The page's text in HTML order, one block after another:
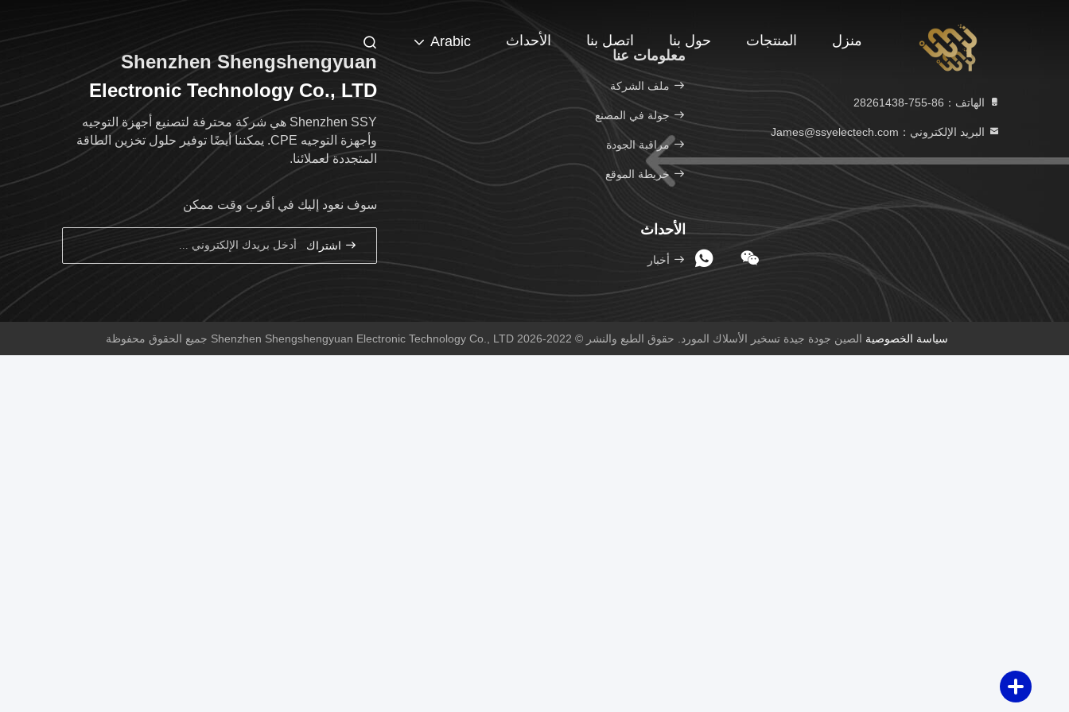
منزل المنتجات حول بنا اتصل بنا الأحداث Arabic
الهاتف：86-755-28261438
البريد الإلكتروني：James@ssyelectech.com
معلومات عنا
ملف الشركة
جولة في المصنع
مراقبة الجودة
خريطة الموقع
الأحداث
أخبار
Shenzhen Shengshengyuan
Electronic Technology Co., LTD
Shenzhen SSY هي شركة محترفة لتصنيع أجهزة التوجيه
وأجهزة التوجيه CPE. يمكننا أيضًا توفير حلول تخزين الطاقة
المتجددة لعملائنا.
سوف نعود إليك في أقرب وقت ممكن
اشتراك
سياسة الخصوصية الصين جودة جيدة تسخير الأسلاك المورد. حقوق الطبع والنشر © 2022-2026 Shenzhen Shengshengyuan Electronic Technology Co., LTD جميع الحقوق محفوظة